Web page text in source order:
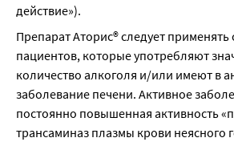
действие»).
Препарат Аторис® следует
пациентов, которые употребляют
количество алкоголя и/или имеют в
заболевание печени. Активное
постоянно повышенная активность
трансаминаз плазмы крови неясного